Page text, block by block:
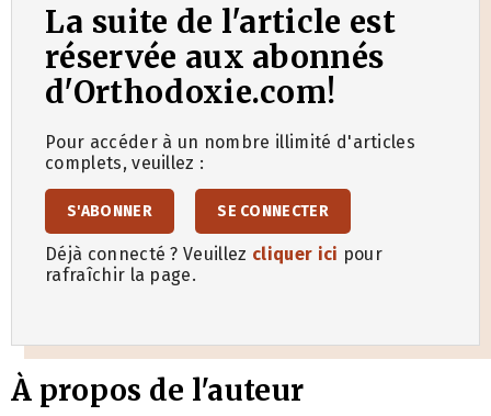
La suite de l'article est
réservée aux abonnés
d'Orthodoxie.com!
Pour accéder à un nombre illimité d'articles
complets, veuillez :
S'ABONNER SE CONNECTER
Déjà connecté ? Veuillez cliquer ici pour
rafraîchir la page.
À propos de l'auteur